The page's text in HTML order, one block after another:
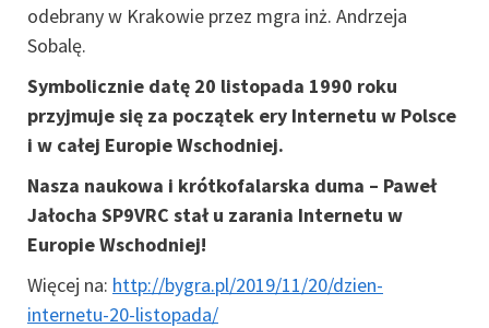
odebrany w Krakowie przez mgra inż. Andrzeja
Sobalę.
Symbolicznie datę 20 listopada 1990 roku
przyjmuje się za początek ery Internetu w Polsce
i w całej Europie Wschodniej.
Nasza naukowa i krótkofalarska duma – Paweł
Jałocha SP9VRC stał u zarania Internetu w
Europie Wschodniej!
Więcej na: http://bygra.pl/2019/11/20/dzien-
internetu-20-listopada/